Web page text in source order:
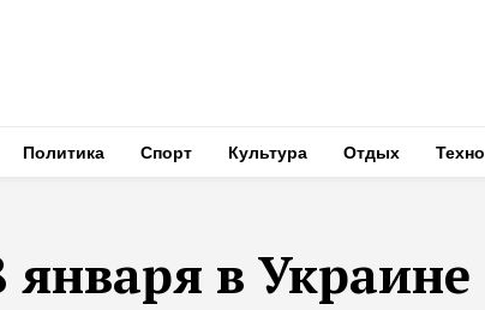
Политика Спорт Культура Отдых Техно
в Украине